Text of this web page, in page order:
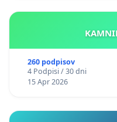
260 podpisov
4 Podpisi / 30 dni
15 Apr 2026